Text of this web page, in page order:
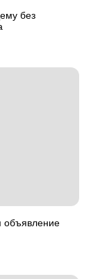
без
объявление